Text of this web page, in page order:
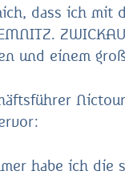
dass ich mit
und einem
habe ich die